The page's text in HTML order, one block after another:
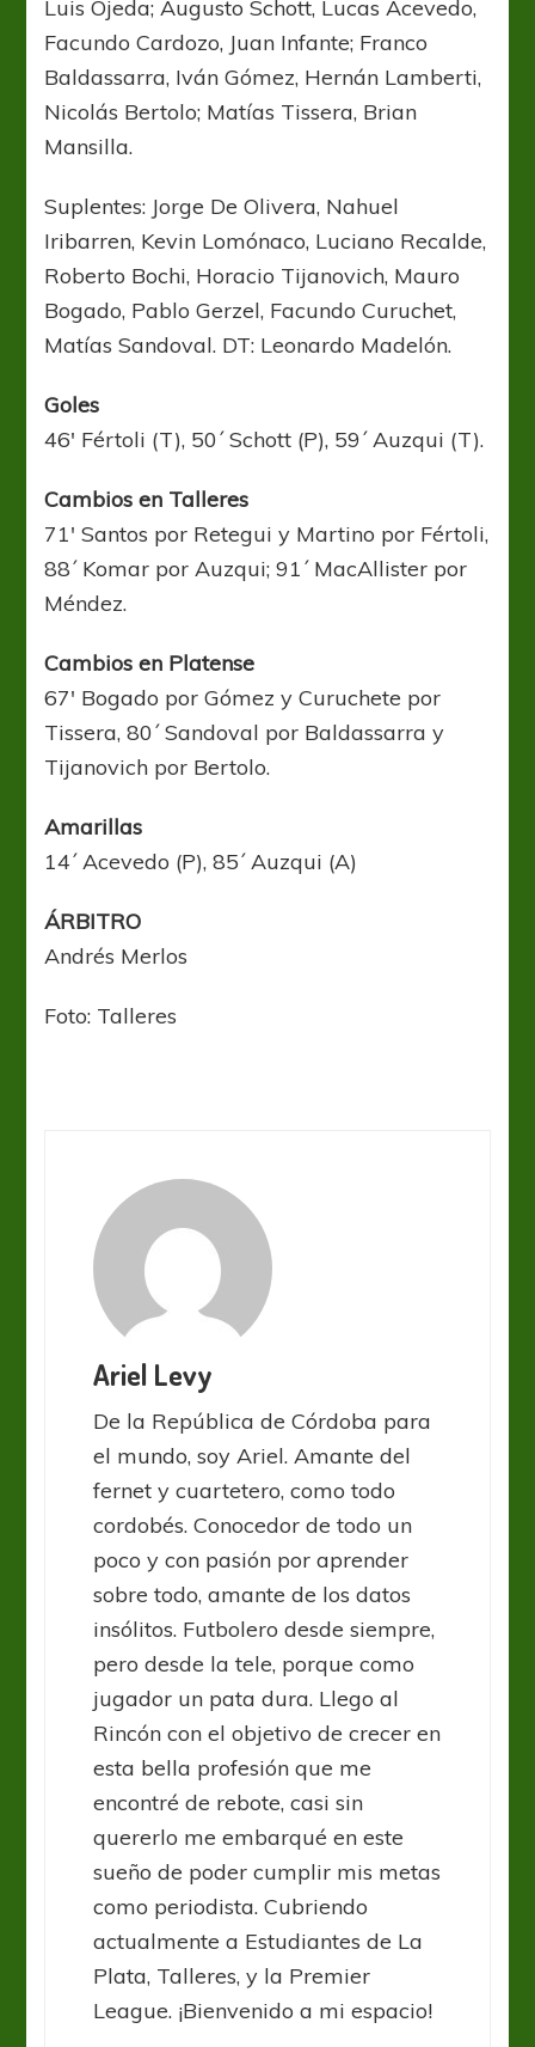
Luis Ojeda; Augusto Schott, Lucas Acevedo,
Facundo Cardozo, Juan Infante; Franco
Baldassarra, Iván Gómez, Hernán Lamberti,
Nicolás Bertolo; Matías Tissera, Brian
Mansilla.
Suplentes: Jorge De Olivera, Nahuel
Iribarren, Kevin Lomónaco, Luciano Recalde,
Roberto Bochi, Horacio Tijanovich, Mauro
Bogado, Pablo Gerzel, Facundo Curuchet,
Matías Sandoval. DT: Leonardo Madelón.
Goles
46′ Fértoli (T), 50´ Schott (P), 59´ Auzqui (T).
Cambios en Talleres
71′ Santos por Retegui y Martino por Fértoli,
88´ Komar por Auzqui; 91´ MacAllister por
Méndez.
Cambios en Platense
67′ Bogado por Gómez y Curuchete por
Tissera, 80´ Sandoval por Baldassarra y
Tijanovich por Bertolo.
Amarillas
14´ Acevedo (P), 85´ Auzqui (A)
ÁRBITRO
Andrés Merlos
Foto: Talleres
Ariel Levy
De la República de Córdoba para
el mundo, soy Ariel. Amante del
fernet y cuartetero, como todo
cordobés. Conocedor de todo un
poco y con pasión por aprender
sobre todo, amante de los datos
insólitos. Futbolero desde siempre,
pero desde la tele, porque como
jugador un pata dura. Llego al
Rincón con el objetivo de crecer en
esta bella profesión que me
encontré de rebote, casi sin
quererlo me embarqué en este
sueño de poder cumplir mis metas
como periodista. Cubriendo
actualmente a Estudiantes de La
Plata, Talleres, y la Premier
League. ¡Bienvenido a mi espacio!